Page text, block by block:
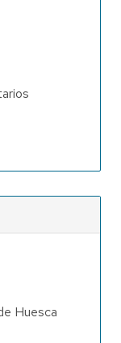
Huesca